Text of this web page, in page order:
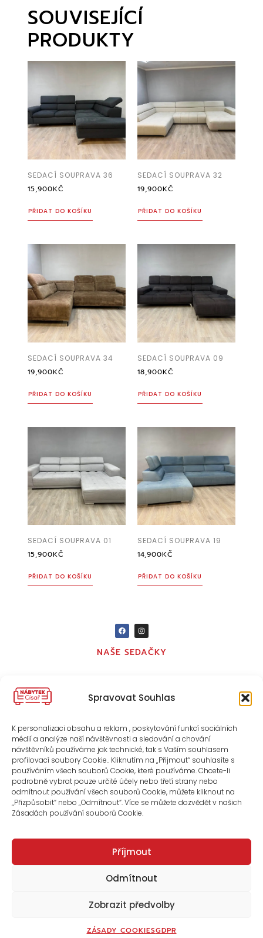
Spravovat Souhlas
K personalizaci obsahu a reklam , poskytování funkcí sociálních
médií a analýze naší návštěvnosti a sledování a chování
návštěvníků používáme jak technické, tak s Vaším souhlasem
profilovací soubory Cookie.. Kliknutím na „Přijmout“ souhlasíte s
používáním všech souborů Cookie, které používáme. Chcete-li
podrobně vybrat pouze určité účely nebo třetí strany nebo
odmítnout používání všech souborů Cookie, můžete kliknout na
„Přizpůsobit“ nebo „Odmítnout“. Více se můžete dozvědět v našich
Zásadách používání souborů Cookie.
Příjmout
Odmítnout
Zobrazit předvolby
ZÁSADY COOKIESGDPR
SOUVISEJÍCÍ
PRODUKTY
SEDACÍ SOUPRAVA 36
15,900KČ
PŘIDAT DO KOŠÍKU
SEDACÍ SOUPRAVA 32
19,900KČ
PŘIDAT DO KOŠÍKU
SEDACÍ SOUPRAVA 34
19,900KČ
PŘIDAT DO KOŠÍKU
SEDACÍ SOUPRAVA 09
18,900KČ
PŘIDAT DO KOŠÍKU
SEDACÍ SOUPRAVA 01
15,900KČ
PŘIDAT DO KOŠÍKU
SEDACÍ SOUPRAVA 19
14,900KČ
PŘIDAT DO KOŠÍKU
© 2025 CISARNABYTEK.CZ- VŠECHNA PRÁVA VYHRAZENA
NAŠE SEDAČKY
ZÁSADY COOKIES (EU)
OBCHODNÍ PODMÍNKY